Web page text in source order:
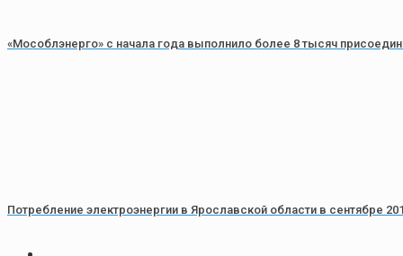
«Мособлэнерго» с начала года выполнило более 8 тысяч
Потребление электроэнергии в Ярославской области в сентябре